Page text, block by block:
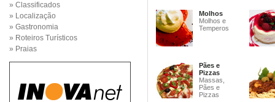
» Classificados
» Localização
» Gastronomia
» Roteiros Turísticos
» Praias
Molhos
Molhos e
Temperos
Pães e
Pizzas
Massas,
Pães e
Pizzas